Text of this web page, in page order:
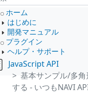
ホーム
はじめに
開発マニュアル
プラグイン
ヘルプ・サポート
JavaScript API
基本サンプル/多
する - いつもNAVI